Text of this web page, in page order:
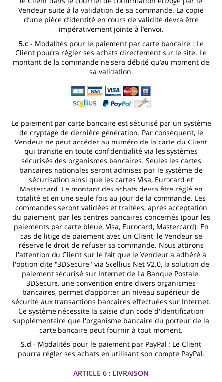
Vendeur suite à la validation de sa commande. La copie
d’une pièce d’identité en cours de validité devra être
impérativement jointe à l’envoi.
5.c- Modalités pour le paiement par carte bancaire : Le
Client pourra régler ses achats directement sur le site. Le
montant de la commande ne sera débité qu’au moment de
sa validation.
Le paiement par carte bancaire est sécurisé par un système
de cryptage de dernière génération. Par conséquent, le
Vendeur ne peut accéder au numéro de la carte du Client
qui transite en toute confidentialité via les systèmes
sécurisés des organismes bancaires. Seules les cartes
bancaires nationales seront admises par le système de
sécurisation ainsi que les cartes Visa, Eurocard et
Mastercard. Le montant des achats devra être réglé en
totalité et en une seule fois au jour de la commande. Les
commandes seront validées et traitées, après acceptation
du paiement, par les centres bancaires concernés (pour les
paiements par carte bleue, Visa, Eurocard, Mastercard). En
cas de litige de paiement avec un Client, le Vendeur se
réserve le droit de refuser sa commande. Nous attirons
l'attention du Client sur le fait que le Vendeur a adhéré à
l'option dite "3DSecure" via Scellius Net V2.0, la solution de
paiement sécurisé sur Internet de La Banque Postale.
3DSecure, une convention entre divers organismes
bancaires, permet d’apporter un niveau supérieur de
sécurité aux transactions bancaires effectuées sur Internet.
Ce système nécessite la saisie d’un code d'identification
supplémentaire que l'organisme bancaire du porteur de la
carte bancaire peut fournir à tout moment.
5.d - Modalités pour le paiement par PayPal : Le Client
pourra régler ses achats en utilisant son compte PayPal.
ARTICLE 6 : LIVRAISON